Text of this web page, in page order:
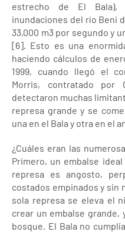
estrecho de El Bala),
inundaciones del río Beni
33,000 m3 por segundo y
[6]. Esto es una
haciendo cálculos de
1999, cuando llegó el
Morris, contratado por
detectaron muchas
represa grande y se
una en el Bala y otra en el
¿Cuáles eran las
Primero, un embalse
represa es angosto,
costados empinados y sin
sola represa se eleva el
crear un embalse grande,
bosque. El Bala no